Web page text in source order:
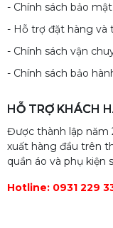
- Chính sách bảo mật
- Hỗ trợ đặt hàng và
- Chính sách vận
- Chính sách bảo
HỖ TRỢ KHÁCH
Được thành lập năm
xuất hàng đầu trên
quần áo và phụ kiện
Hotline: 0931 229